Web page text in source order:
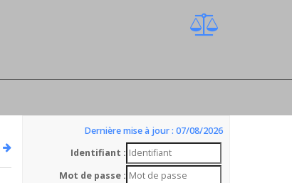
Dernière mise à jour : 07/08/2026
Identifiant :
Mot de passe :